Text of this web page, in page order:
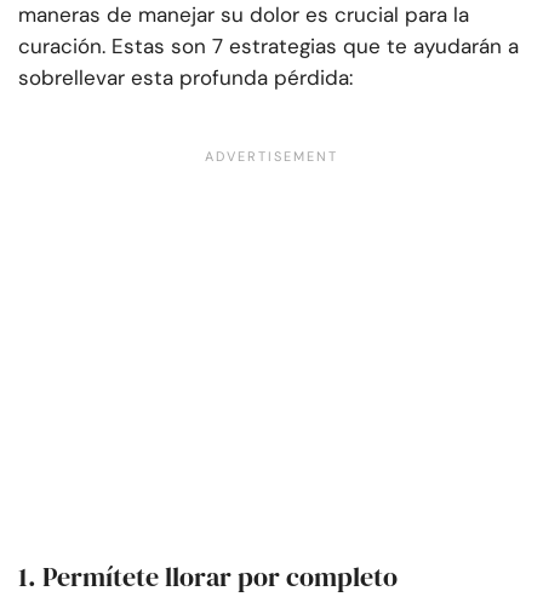
maneras de manejar su dolor es crucial para la
curación. Estas son 7 estrategias que te ayudarán a
sobrellevar esta profunda pérdida:
1. Permítete llorar por completo